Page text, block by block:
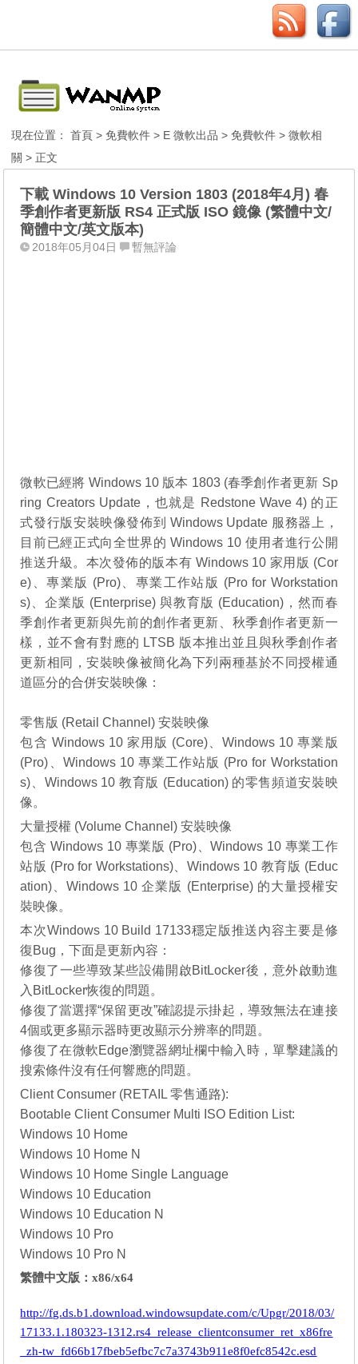
現在位置：首頁 >免費軟件 > E 微軟出品 >免費軟件 >微軟相
關 > 正文
下載 Windows 10 Version 1803 (2018年4月) 春
季創作者更新版 RS4 正式版 ISO 鏡像 (繁體中文/
簡體中文/英文版本)
2018年05月04日 暫無評論
微軟已經將 Windows 10 版本 1803 (春季創作者更新 Sp
ring Creators Update，也就是 Redstone Wave 4) 的正
式發行版安裝映像發佈到 Windows Update 服務器上，
目前已經正式向全世界的 Windows 10 使用者進行公開
推送升級。本次發佈的版本有 Windows 10 家用版 (Cor
e)、專業版 (Pro)、專業工作站版 (Pro for Workstation
s)、企業版 (Enterprise) 與教育版 (Education)，然而春
季創作者更新與先前的創作者更新、秋季創作者更新一
樣，並不會有對應的 LTSB 版本推出並且與秋季創作者
更新相同，安裝映像被簡化為下列兩種基於不同授權通
道區分的合併安裝映像：
零售版 (Retail Channel) 安裝映像
包含 Windows 10 家用版 (Core)、Windows 10 專業版
(Pro)、Windows 10 專業工作站版 (Pro for Workstation
s)、Windows 10 教育版 (Education) 的零售頻道安裝映
像。
大量授權 (Volume Channel) 安裝映像
包含 Windows 10 專業版 (Pro)、Windows 10 專業工作
站版 (Pro for Workstations)、Windows 10 教育版 (Educ
ation)、Windows 10 企業版 (Enterprise) 的大量授權安
裝映像。
本次Windows 10 Build 17133穩定版推送內容主要是修
復Bug，下面是更新內容：
修復了一些導致某些設備開啟BitLocker後，意外啟動進
入BitLocker恢復的問題。
修復了當選擇“保留更改”確認提示掛起，導致無法在連接
4個或更多顯示器時更改顯示分辨率的問題。
修復了在微軟Edge瀏覽器網址欄中輸入時，單擊建議的
搜索條件沒有任何響應的問題。
Client Consumer (RETAIL 零售通路):
Bootable Client Consumer Multi ISO Edition List:
Windows 10 Home
Windows 10 Home N
Windows 10 Home Single Language
Windows 10 Education
Windows 10 Education N
Windows 10 Pro
Windows 10 Pro N
繁體中文版：x86/x64
http://fg.ds.b1.download.windowsupdate.com/c/Upgr/2018/03/
17133.1.180323-1312.rs4_release_clientconsumer_ret_x86fre
_zh-tw_fd66b17fbeb5efbc7c7a3743b911e8f0efc8542c.esd